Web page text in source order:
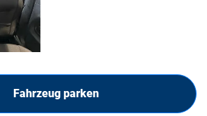
Fahrzeug parken